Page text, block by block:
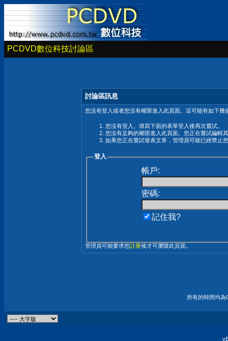
PCDVD數位科技討論區
討論區訊息
您沒有登入或者您沒有權限進入此頁面。這可能有如下幾
您沒有登入。填寫下面的表單登入後再次嘗試。
您沒有足夠的權限進入此頁面。您正在嘗試編輯
如果您正在嘗試發表文章，管理員可能已經禁止
登入
帳戶:
密碼:
記住我?
管理員可能要求您註冊後才可瀏覽此頁面。
所有的時間均為